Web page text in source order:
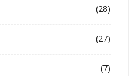
(28)
(27)
(7)